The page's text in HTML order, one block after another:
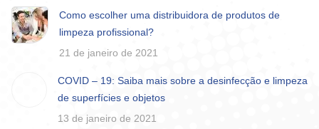
Como escolher uma distribuidora de produtos de
limpeza profissional?
21 de janeiro de 2021
COVID – 19: Saiba mais sobre a desinfecção e limpeza
de superfícies e objetos
13 de janeiro de 2021